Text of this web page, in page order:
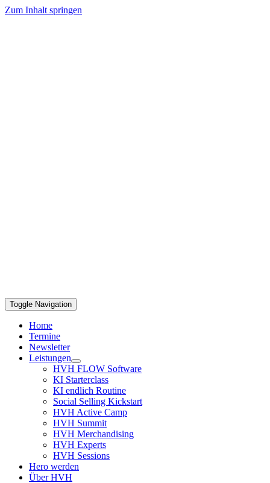
Zum Inhalt springen
Toggle Navigation
Home
Termine
Newsletter
Leistungen
HVH FLOW Software
KI Starterclass
KI endlich Routine
Social Selling Kickstart
HVH Active Camp
HVH Summit
HVH Merchandising
HVH Experts
HVH Sessions
Hero werden
Über HVH